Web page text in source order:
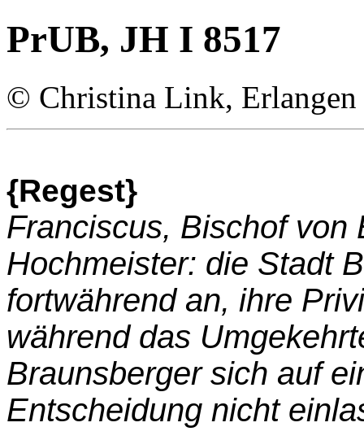
PrUB, JH I 8517
© Christina Link, Erlangen
{Regest}
Franciscus, Bischof von
Hochmeister: die Stadt
fortwährend an, ihre
während das
Braunsberger sich auf
Entscheidung nicht